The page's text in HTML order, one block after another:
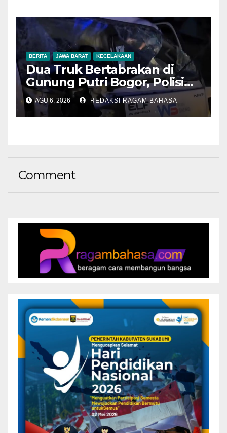
BERITA JAWA BARAT KECELAKAAN
Dua Truk Bertabrakan di
Gunung Putri Bogor, Polisi
Imbau Pengemudi
Tingkatkan Kewaspadaan
AGU 6, 2026 REDAKSI RAGAM BAHASA
Comment